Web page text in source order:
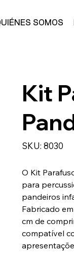
SOMOS
Kit
SKU: SKU
8030
8030
O Kit
para
pandeiros
Fabricado
cm de
compatível